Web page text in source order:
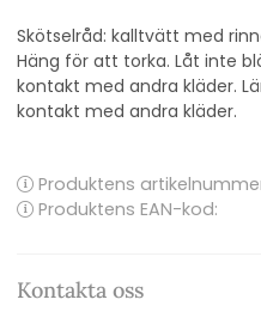
Skötselråd: kalltvätt med
Häng för att torka. Låt inte
kontakt med andra kläder.
kontakt med andra kläder.
Produktens
Produktens EAN-kod:
Kontakta oss